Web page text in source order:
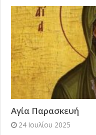
Αγία Παρασκευή
24 Ιουλίου 2025